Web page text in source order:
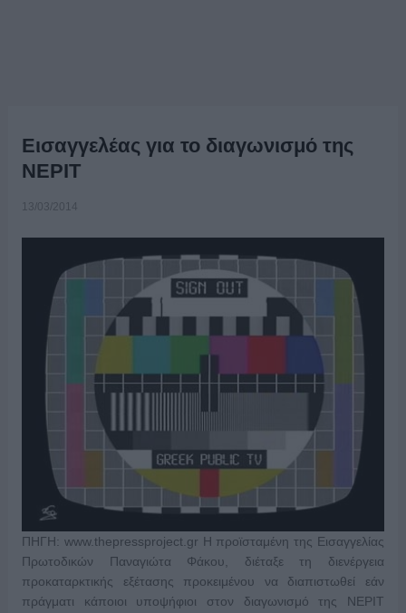
Εισαγγελέας για το διαγωνισμό της
ΝΕΡΙΤ
13/03/2014
ΠΗΓΗ: www.thepressproject.gr Η προϊσταμένη της Εισαγγελίας
Πρωτοδικών Παναγιώτα Φάκου, διέταξε τη διενέργεια
προκαταρκτικής εξέτασης προκειμένου να διαπιστωθεί εάν
πράγματι κάποιοι υποψήφιοι στον διαγωνισμό της ΝΕΡΙΤ